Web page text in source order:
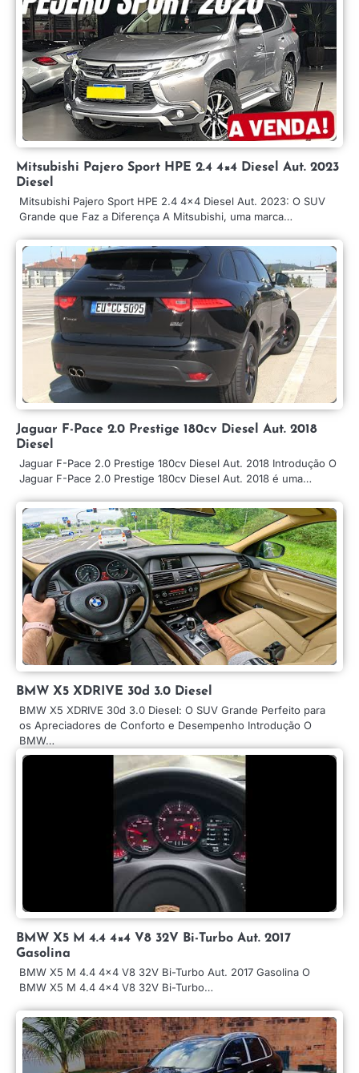
Mitsubishi Pajero Sport HPE 2.4 4×4 Diesel Aut. 2023
Diesel
Mitsubishi Pajero Sport HPE 2.4 4×4 Diesel Aut. 2023: O SUV
Grande que Faz a Diferença A Mitsubishi, uma marca…
Jaguar F-Pace 2.0 Prestige 180cv Diesel Aut. 2018
Diesel
Jaguar F-Pace 2.0 Prestige 180cv Diesel Aut. 2018 Introdução O
Jaguar F-Pace 2.0 Prestige 180cv Diesel Aut. 2018 é uma…
BMW X5 XDRIVE 30d 3.0 Diesel
BMW X5 XDRIVE 30d 3.0 Diesel: O SUV Grande Perfeito para
os Apreciadores de Conforto e Desempenho Introdução O
BMW…
BMW X5 M 4.4 4×4 V8 32V Bi-Turbo Aut. 2017
Gasolina
BMW X5 M 4.4 4×4 V8 32V Bi-Turbo Aut. 2017 Gasolina O
BMW X5 M 4.4 4×4 V8 32V Bi-Turbo…